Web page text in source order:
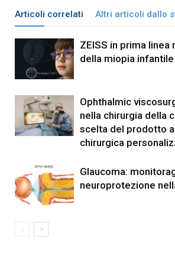
Articoli correlati Altri articoli dallo
ZEISS in prima linea
della miopia infantile
Ophthalmic
nella chirurgia della
scelta del prodotto
chirurgica
Glaucoma:
neuroprotezione